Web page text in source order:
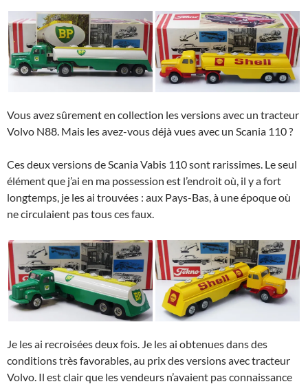
Vous avez sûrement en collection les versions avec un tracteur
Volvo N88. Mais les avez-vous déjà vues avec un Scania 110 ?
Ces deux versions de Scania Vabis 110 sont rarissimes. Le seul
élément que j’ai en ma possession est l’endroit où, il y a fort
longtemps, je les ai trouvées : aux Pays-Bas, à une époque où
ne circulaient pas tous ces faux.
Je les ai recroisées deux fois. Je les ai obtenues dans des
conditions très favorables, au prix des versions avec tracteur
Volvo. Il est clair que les vendeurs n’avaient pas connaissance